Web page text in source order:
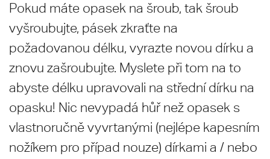
Pokud máte opasek na šroub, tak šroub
vyšroubujte, pásek zkraťte na
požadovanou délku, vyrazte novou dírku a
znovu zašroubujte. Myslete při tom na to
abyste délku upravovali na střední dírku na
opasku! Nic nevypadá hůř než opasek s
vlastnoručně vyvrtanými (nejlépe kapesním
nožíkem pro případ nouze) dírkami a / nebo